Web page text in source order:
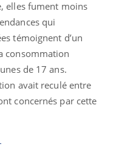
elles fument moins
qui
témoignent d’un
consommation
de 17 ans.
avait reculé entre
concernés par cette